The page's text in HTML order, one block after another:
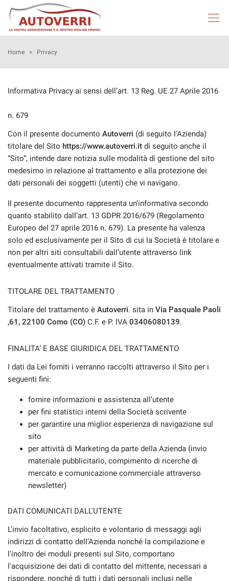
HOME
NEOPATENTATI
ACQUISTIAMO USATO
DICONO DI NOI
CONTATTI
Home > Privacy
Informativa Privacy ai sensi dell’art. 13 Reg. UE 27 Aprile 2016
n. 679
Con il presente documento Autoverri (di seguito l’Azienda)
titolare del Sito https://www.autoverri.it di seguito anche il
“Sito”, intende dare notizia sulle modalità di gestione del sito
medesimo in relazione al trattamento e alla protezione dei
dati personali dei soggetti (utenti) che vi navigano.
Il presente documento rappresenta un’informativa secondo
quanto stabilito dall’art. 13 GDPR 2016/679 (Regolamento
Europeo del 27 aprile 2016 n. 679). La presente ha valenza
solo ed esclusivamente per il Sito di cui la Società è titolare e
non per altri siti consultabili dall’utente attraverso link
eventualmente attivati tramite il Sito.
TITOLARE DEL TRATTAMENTO
Titolare del trattamento è Autoverri. sita in Via Pasquale Paoli
,61, 22100 Como (CO) C.F. e P. IVA 03406080139.
FINALITA’ E BASE GIURIDICA DEL TRATTAMENTO
I dati da Lei forniti i verranno raccolti attraverso il Sito per i
seguenti fini:
fornire informazioni e assistenza all’utente
per fini statistici interni della Società scrivente
per garantire una miglior esperienza di navigazione sul
sito
per attività di Marketing da parte della Azienda (invio
materiale pubblicitario, compimento di ricerche di
mercato e comunicazione commerciale attraverso
newsletter)
DATI COMUNICATI DALL'UTENTE
L'invio facoltativo, esplicito e volontario di messaggi agli
indirizzi di contatto dell’Azienda nonché la compilazione e
l'inoltro dei moduli presenti sul Sito, comportano
l'acquisizione dei dati di contatto del mittente, necessari a
rispondere, nonché di tutti i dati personali inclusi nelle